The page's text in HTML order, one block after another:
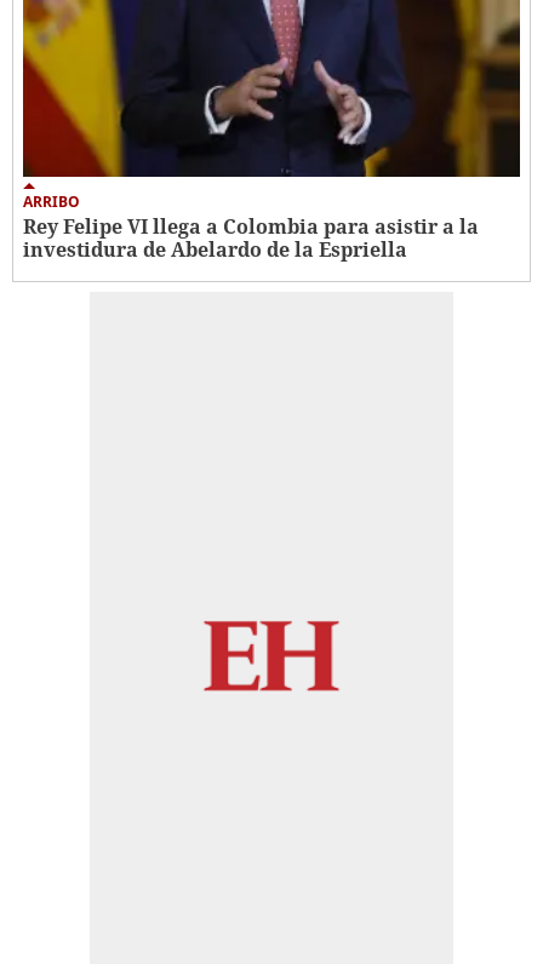
ARRIBO
Rey Felipe VI llega a Colombia para asistir a la
investidura de Abelardo de la Espriella